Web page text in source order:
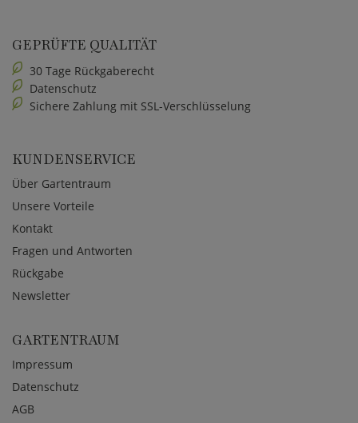
GEPRÜFTE QUALITÄT
30 Tage Rückgaberecht
Datenschutz
Sichere Zahlung mit SSL-Verschlüsselung
KUNDENSERVICE
Über Gartentraum
Unsere Vorteile
Kontakt
Fragen und Antworten
Rückgabe
Newsletter
GARTENTRAUM
Impressum
Datenschutz
AGB